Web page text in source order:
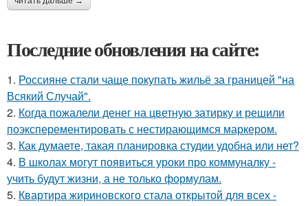
Последние обновления на сайте:
1. Россияне стали чаще покупать жильё за границей "на
Всякий Случай".
2. Когда пожалели денег на цветную затирку и решили
поэксперементировать с нестирающимся маркером.
3. Как думаете, такая планировка студии удобна или нет?
4. В школах могут появиться уроки про коммуналку -
учить будут жизни, а не только формулам.
5. Квартира жириновского стала открытой для всех -